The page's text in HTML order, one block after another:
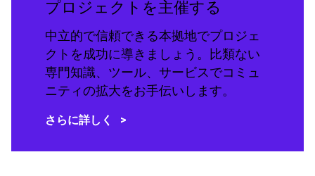
プロジェクトを主催する
中立的で信頼できる本拠地でプロジェ
クトを成功に導きましょう。比類ない
専門知識、ツール、サービスでコミュ
ニティの拡大をお手伝いします。
さらに詳しく